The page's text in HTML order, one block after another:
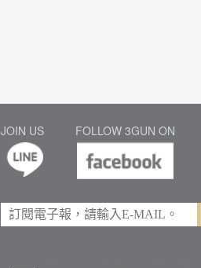
JOIN US FOLLOW 3GUN ON